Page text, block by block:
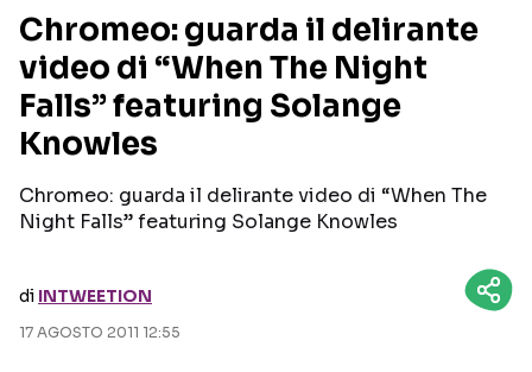
RECENSIONI MUSICALI
INTERVISTE
GOSSIP E CURIOSITÀ
TESTI CANZONI
TOUR ED EVENTI
TALENT SHOW
Chromeo: guarda il delirante
video di “When The Night
Falls” featuring Solange
Knowles
Chromeo: guarda il delirante video di “When The
Night Falls” featuring Solange Knowles
di INTWEETION
17 AGOSTO 2011 12:55